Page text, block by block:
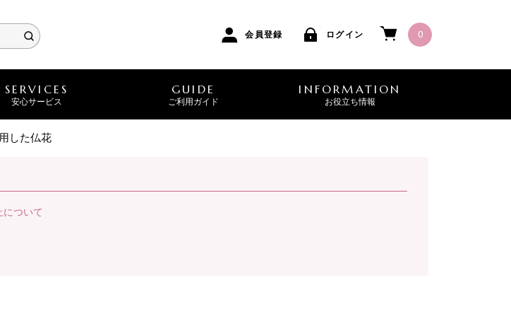
会員登録 ログイン 0
SERVICES
安心サービス
GUIDE
ご利用ガイド
INFORMATION
お役立ち情報
した仏花
ついて